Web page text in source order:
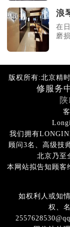
浪
在
磨
版权所有:北京精
修服务
我们拥有
顾问3名、高级技
北京乃至
本网站拟告知顾客
如权利人或知
权、